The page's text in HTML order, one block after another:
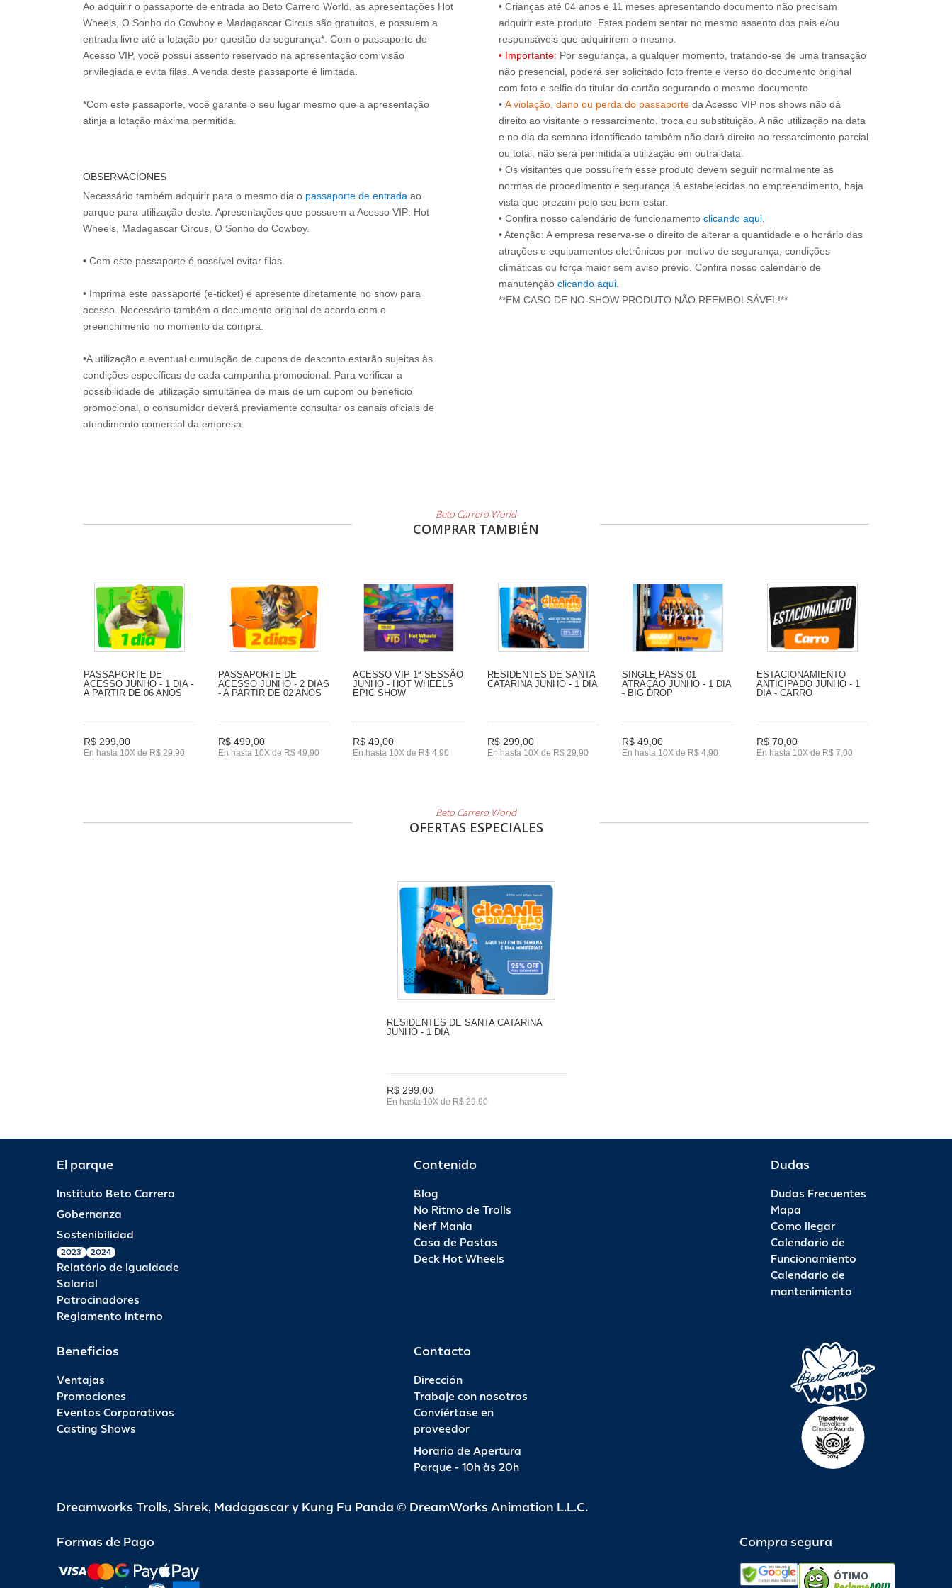
Ao adquirir o passaporte de entrada ao Beto Carrero World, as apresentações Hot
Wheels, O Sonho do Cowboy e Madagascar Circus são gratuitos, e possuem a
entrada livre até a lotação por questão de segurança*. Com o passaporte de
Acesso VIP, você possui assento reservado na apresentação com visão
privilegiada e evita filas. A venda deste passaporte é limitada.
*Com este passaporte, você garante o seu lugar mesmo que a apresentação
atinja a lotação máxima permitida.
OBSERVACIONES
Necessário também adquirir para o mesmo dia o passaporte de entrada ao
parque para utilização deste. Apresentações que possuem a Acesso VIP: Hot
Wheels, Madagascar Circus, O Sonho do Cowboy.
• Com este passaporte é possível evitar filas.
• Imprima este passaporte (e-ticket) e apresente diretamente no show para
acesso. Necessário também o documento original de acordo com o
preenchimento no momento da compra.
•A utilização e eventual cumulação de cupons de desconto estarão sujeitas às
condições específicas de cada campanha promocional. Para verificar a
possibilidade de utilização simultânea de mais de um cupom ou benefício
promocional, o consumidor deverá previamente consultar os canais oficiais de
atendimento comercial da empresa.
• Crianças até 04 anos e 11 meses apresentando documento não precisam
adquirir este produto. Estes podem sentar no mesmo assento dos pais e/ou
• Importante: Por segurança, a qualquer momento, tratando-se de uma transação
não presencial, poderá ser solicitado foto frente e verso do documento original
com foto e selfie do titular do cartão segurando o mesmo documento.
• A violação, dano ou perda do passaporte da Acesso VIP nos shows não dá
direito ao visitante o ressarcimento, troca ou substituição. A não utilização na data
e no dia da semana identificado também não dará direito ao ressarcimento parcial
ou total, não será permitida a utilização em outra data.
• Os visitantes que possuírem esse produto devem seguir normalmente as
normas de procedimento e segurança já estabelecidas no empreendimento, haja
vista que prezam pelo seu bem-estar.
• Confira nosso calendário de funcionamento clicando aqui
• Atenção: A empresa reserva-se o direito de alterar a quantidade e o horário das
atrações e equipamentos eletrônicos por motivo de segurança, condições
climáticas ou força maior sem aviso prévio. Confira nosso calendário de
manutenção clicando aqui
Beto Carrero World
COMPRAR TAMBIÉN
PASSAPORTE DE
ACESSO JUNHO - 1 DIA -
A PARTIR DE 06 ANOS
R$ 299,00
En hasta 10X de R$ 29,90
PASSAPORTE DE
ACESSO JUNHO - 2 DIAS
- A PARTIR DE 02 ANOS
R$ 499,00
En hasta 10X de R$ 49,90
ACESSO VIP 1ª SESSÃO
JUNHO - HOT WHEELS
EPIC SHOW
R$ 49,00
En hasta 10X de R$ 4,90
RESIDENTES DE SANTA
CATARINA JUNHO - 1 DIA
R$ 299,00
En hasta 10X de R$ 29,90
SINGLE PASS 01
ATRAÇÃO JUNHO - 1 DIA
- BIG DROP
R$ 49,00
En hasta 10X de R$ 4,90
ESTACIONAMIENTO
ANTICIPADO JUNHO - 1
DIA - CARRO
R$ 70,00
En hasta 10X de R$ 7,00
Beto Carrero World
OFERTAS ESPECIALES
RESIDENTES DE SANTA CATARINA
JUNHO - 1 DIA
R$ 299,00
En hasta 10X de R$ 29,90
El parque
Instituto Beto Carrero
Gobernanza
Sostenibilidad
2023 2024
Relatório de Igualdade
Salarial
Patrocinadores
Reglamento interno
Contenido
Blog
No Ritmo de Trolls
Nerf Mania
Casa de Pastas
Deck Hot Wheels
Dudas
Dudas Frecuentes
Mapa
Como llegar
Calendario de
Funcionamiento
Calendario de
mantenimiento
Beneficios
Ventajas
Promociones
Eventos Corporativos
Casting Shows
Contacto
Dirección
Trabaje con nosotros
Conviértase en
proveedor
Horario de Apertura
Parque - 10h às 20h
Dreamworks Trolls, Shrek, Madagascar y Kung Fu Panda © DreamWorks Animation L.L.C.
Formas de Pago Compra segura
ÓTIMO